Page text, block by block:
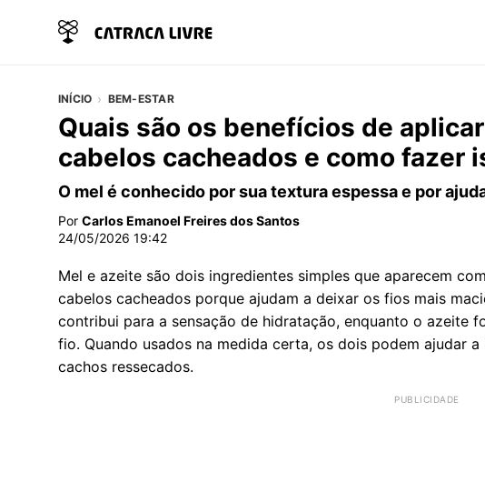
INÍCIO BEM-ESTAR
Quais são os benefícios de
cabelos cacheados e como fazer
O mel é conhecido por sua textura espessa e por
Por Carlos Emanoel Freires dos Santos
24/05/2026 19:42
Mel e azeite são dois ingredientes simples que aparecem
cabelos cacheados porque ajudam a deixar os fios mais
contribui para a sensação de hidratação, enquanto o azeite
fio. Quando usados na medida certa, os dois podem ajudar
cachos ressecados.